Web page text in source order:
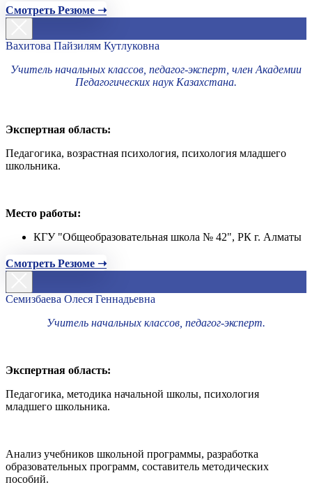
Смотреть Резюме ➝
Вахитова Пайзилям Кутлуковна
Учитель начальных классов, педагог-эксперт, член Академии
Педагогических наук Казахстана.
Экспертная область:
Педагогика, возрастная психология, психология младшего
школьника.
Место работы:
КГУ "Общеобразовательная школа № 42", РК г. Алматы
Смотреть Резюме ➝
Семизбаева Олеся Геннадьевна
Учитель начальных классов, педагог-эксперт.
Экспертная область:
Педагогика, методика начальной школы, психология
младшего школьника.
Анализ учебников школьной программы, разработка
образовательных программ, составитель методических
пособий.